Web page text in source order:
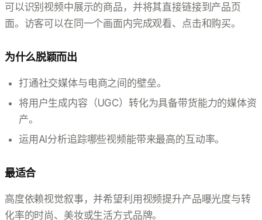
可以识别视频中展示的商品，并将其直接链接到产品页
面。访客可以在同一个画面内完成观看、点击和购买。
为什么脱颖而出
打通社交媒体与电商之间的壁垒。
将用户生成内容（UGC）转化为具备带货能力的媒体资
产。
运用AI分析追踪哪些视频能带来最高的互动率。
最适合
高度依赖视觉叙事，并希望利用视频提升产品曝光度与转
化率的时尚、美妆或生活方式品牌。